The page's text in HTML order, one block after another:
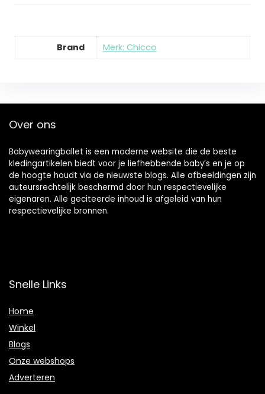
Brand Merk: Chicco
Over ons
Babywearingballet is een moderne website die de beste
kledingartikelen biedt voor je liefhebbende baby’s en je op
de hoogte houdt via de nieuwste blogs. Alle afbeeldingen zijn
auteursrechtelijk beschermd door hun respectievelijke
eigenaren. Alle geciteerde inhoud is afgeleid van hun
respectievelijke bronnen.
Snelle Links
Home
Winkel
Blogs
Onze webshops
Adverteren